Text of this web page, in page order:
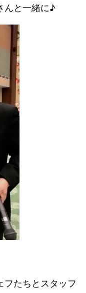
んと一緒に♪
たちとスタッフ